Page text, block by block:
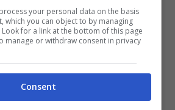
ex Andrea Temptation Island Vip –
->Raffaella Fico
your personal data on the basis
which you can object to by managing
for a link at the bottom of this page
manage or withdraw consent in privacy
Consent